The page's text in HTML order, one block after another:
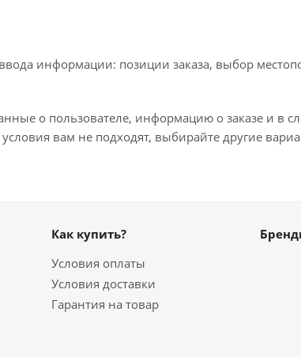
информации: позиции заказа, выбор
о пользователе, информацию о заказе и в
вам не подходят, выбирайте другие
Как купить?
Условия оплаты
Условия доставки
Гарантия на товар